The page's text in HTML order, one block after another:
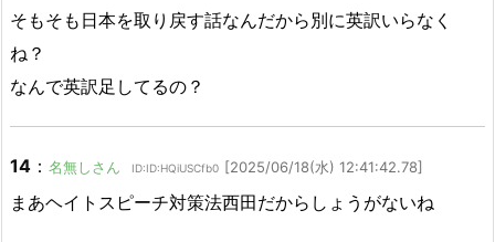
そもそも日本を取り戻す話なんだから別に英訳いらなく
ね？
なんで英訳足してるの？
14 ： 名無しさん ID:ID:HQiUSCfb0 [2025/06/18(水) 12:41:42.78]
まあヘイトスピーチ対策法西田だからしょうがないね